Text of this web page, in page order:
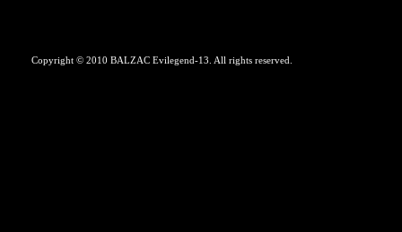
Copyright © 2010 BALZAC Evilegend-13. All rights reserved.